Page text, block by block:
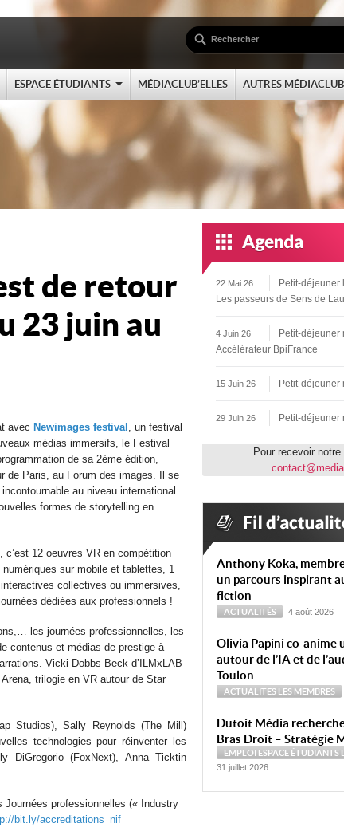
ESPACE ÉTUDIANTS MÉDIACLUB’ELLES AUTRES
de retour
23 juin au
avec Newimages festival , un festival
médias immersifs, le Festival
de sa 2ème édition,
de Paris, au Forum des images. Il se
au niveau international
formes de storytelling en
c’est 12 oeuvres VR en compétition
sur mobile et tablettes, 1
collectives ou immersives,
dédiées aux professionnels !
les journées professionnelles, les
contenus et médias de prestige à
Vicki Dobbs Beck d’ILMxLAB
trilogie en VR autour de Star
Studios), Sally Reynolds (The Mill)
technologies pour réinventer les
DiGregorio (FoxNext), Anna Ticktin
Journées professionnelles (« Industry
bit.ly/accreditations_nif
22 Mai 26
Petit-déjeuner
Les passeurs de Sens de
4 Juin 26
Petit-déjeuner
Accélérateur BpiFrance
15 Juin 26 Petit-déjeuner
29 Juin 26 Petit-déjeuner
Pour recevoir
Anthony Koka,
un parcours inspirant
fiction
ACTUALITÉS 4 août 2026
Olivia Papini co-anime
autour de l’IA et de
Toulon
ACTUALITÉS LES MEMBRES
Dutoit Média
Bras Droit – Stratégie
EMPLOI ESPACE ÉTUDIANTS
31 juillet 2026